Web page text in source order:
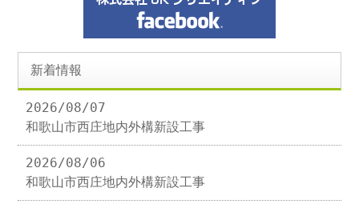
新着情報
2026/08/07
和歌山市西庄地内外構新設工事
2026/08/06
和歌山市西庄地内外構新設工事